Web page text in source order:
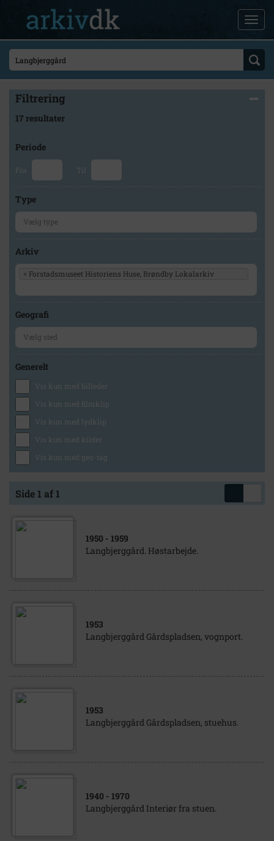
Filtrering
17 resultater
Periode
Fra Til
Type
Arkiv
× Forstadsmuseet Historiens Huse, Brøndby Lokalarkiv
Geografi
Generelt
Vis kun med billeder
Vis kun med filmklip
Vis kun med lydklip
Vis kun med kilder
Vis kun med geo-tag
Side 1 af 1
1950 - 1959
Langbjerggård. Høstarbejde.
1953
Langbjerggård Gårdspladsen, vognport.
1953
Langbjerggård Gårdspladsen, stuehus.
1940 - 1970
Langbjerggård Interiør fra stuen.